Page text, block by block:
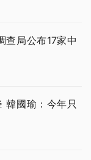
查局公布17家中
韓國瑜：今年只